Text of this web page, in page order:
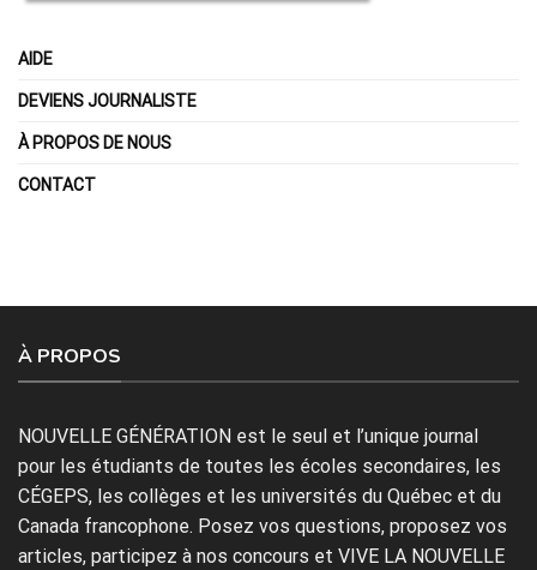
AIDE
DEVIENS JOURNALISTE
À PROPOS DE NOUS
CONTACT
À PROPOS
NOUVELLE GÉNÉRATION est le seul et l’unique journal
pour les étudiants de toutes les écoles secondaires, les
CÉGEPS, les collèges et les universités du Québec et du
Canada francophone. Posez vos questions, proposez vos
articles, participez à nos concours et VIVE LA NOUVELLE